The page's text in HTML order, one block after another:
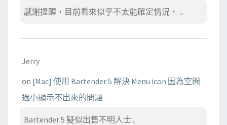
感謝提醒，目前看來似乎不太能確定情況， ...
Jerry
on [Mac] 使用 Bartender 5 解決 Menu icon 因為空間
過小顯示不出來的問題
Bartender 5 疑似出售不明人士...